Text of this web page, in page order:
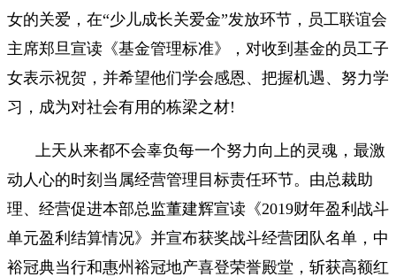
女的关爱，在“少儿成长关爱金”发放环节，员工联谊会
主席郑旦宣读《基金管理标准》，对收到基金的员工子
女表示祝贺，并希望他们学会感恩、把握机遇、努力学
习，成为对社会有用的栋梁之材!
上天从来都不会辜负每一个努力向上的灵魂，最激
动人心的时刻当属经营管理目标责任环节。由总裁助
理、经营促进本部总监董建辉宣读《2019财年盈利战斗
单元盈利结算情况》并宣布获奖战斗经营团队名单，中
裕冠典当行和惠州裕冠地产喜登荣誉殿堂，斩获高额红